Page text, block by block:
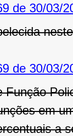
de 30/03/
de 30/03/
Função
em
a